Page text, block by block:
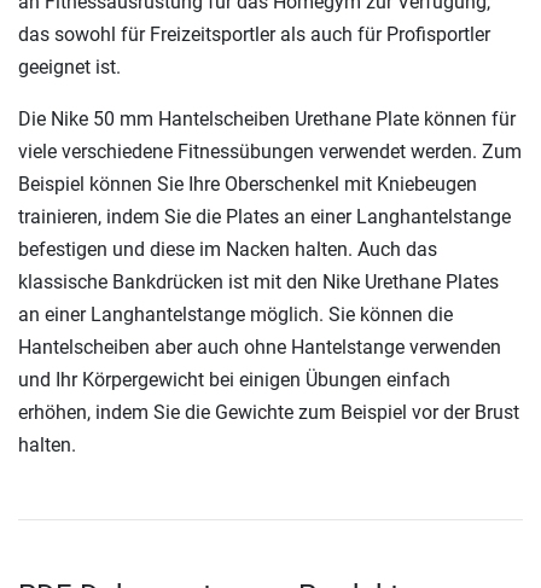
das sowohl für Freizeitsportler als auch für Profisportler
geeignet ist.
Die Nike 50 mm Hantelscheiben Urethane Plate können für
viele verschiedene Fitnessübungen verwendet werden. Zum
Beispiel können Sie Ihre Oberschenkel mit Kniebeugen
trainieren, indem Sie die Plates an einer Langhantelstange
befestigen und diese im Nacken halten. Auch das
klassische Bankdrücken ist mit den Nike Urethane Plates
an einer Langhantelstange möglich. Sie können die
Hantelscheiben aber auch ohne Hantelstange verwenden
und Ihr Körpergewicht bei einigen Übungen einfach
erhöhen, indem Sie die Gewichte zum Beispiel vor der Brust
halten.